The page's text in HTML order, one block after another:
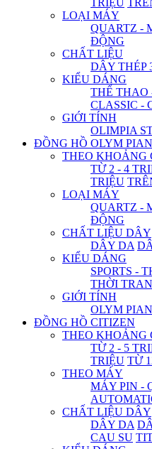
TRIỆU
LOẠI MÁY
QUARTZ -
ĐỘNG
CHẤT LIỆU
DÂY THÉP
KIỂU DÁNG
THỂ THAO
CLASSIC -
GIỚI TÍNH
OLIMPIA
ĐỒNG HỒ OLYM
THEO KHOẢNG
TỪ 2 - 4
TRIỆU
LOẠI MÁY
QUARTZ -
ĐỘNG
CHẤT LIỆU DÂY
DÂY DA
KIỂU DÁNG
SPORTS -
THỜI
GIỚI TÍNH
OLYM
ĐỒNG HỒ CITIZEN
THEO KHOẢNG
TỪ 2 - 5
TRIỆU TỪ
THEO MÁY
MÁY PIN -
CHẤT LIỆU DÂY
DÂY DA
CAU SU